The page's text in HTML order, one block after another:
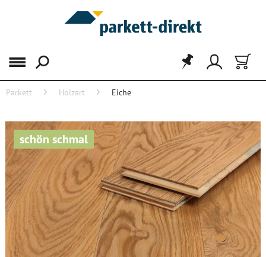
Menü
Parkett Holzart Eiche
schön schmal